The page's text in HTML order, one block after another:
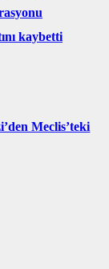
kaybetti
Meclis’teki